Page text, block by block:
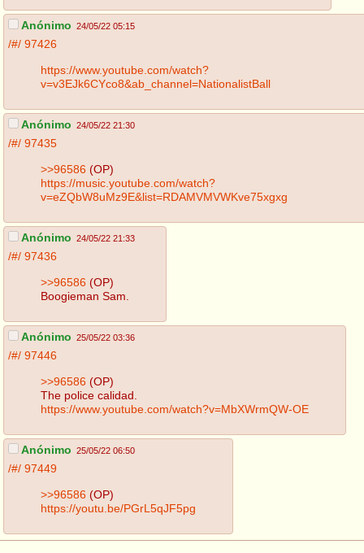
Anónimo 24/05/22 05:15
/#/ 97426
https://www.youtube.com/watch?
v=v3EJk6CYco8&ab_channel=NationalistBall
Anónimo 24/05/22 21:30
/#/ 97435
>>96586 (OP)
https://music.youtube.com/watch?
v=eZQbW8uMz9E&list=RDAMVMVWKve75xgxg
Anónimo 24/05/22 21:33
/#/ 97436
>>96586 (OP)
Boogieman Sam.
Anónimo 25/05/22 03:36
/#/ 97446
>>96586 (OP)
The police calidad.
https://www.youtube.com/watch?v=MbXWrmQW-OE
Anónimo 25/05/22 06:50
/#/ 97449
>>96586 (OP)
https://youtu.be/PGrL5qJF5pg